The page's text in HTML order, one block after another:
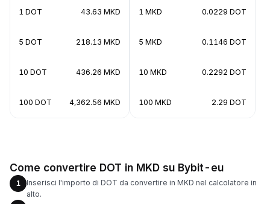
1 DOT 43.63 MKD
5 DOT 218.13 MKD
10 DOT 436.26 MKD
100 DOT 4,362.56 MKD
1 MKD 0.0229 DOT
5 MKD 0.1146 DOT
10 MKD 0.2292 DOT
100 MKD 2.29 DOT
Come convertire DOT in MKD su Bybit-eu
1
Inserisci l'importo di DOT da convertire in MKD nel calcolatore in
alto.